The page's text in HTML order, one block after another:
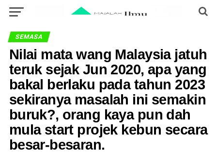
SEMASA
Nilai mata wang Malaysia jatuh
teruk sejak Jun 2020, apa yang
bakal berlaku pada tahun 2023
sekiranya masalah ini semakin
buruk?, orang kaya pun dah
mula start projek kebun secara
besar-besaran.